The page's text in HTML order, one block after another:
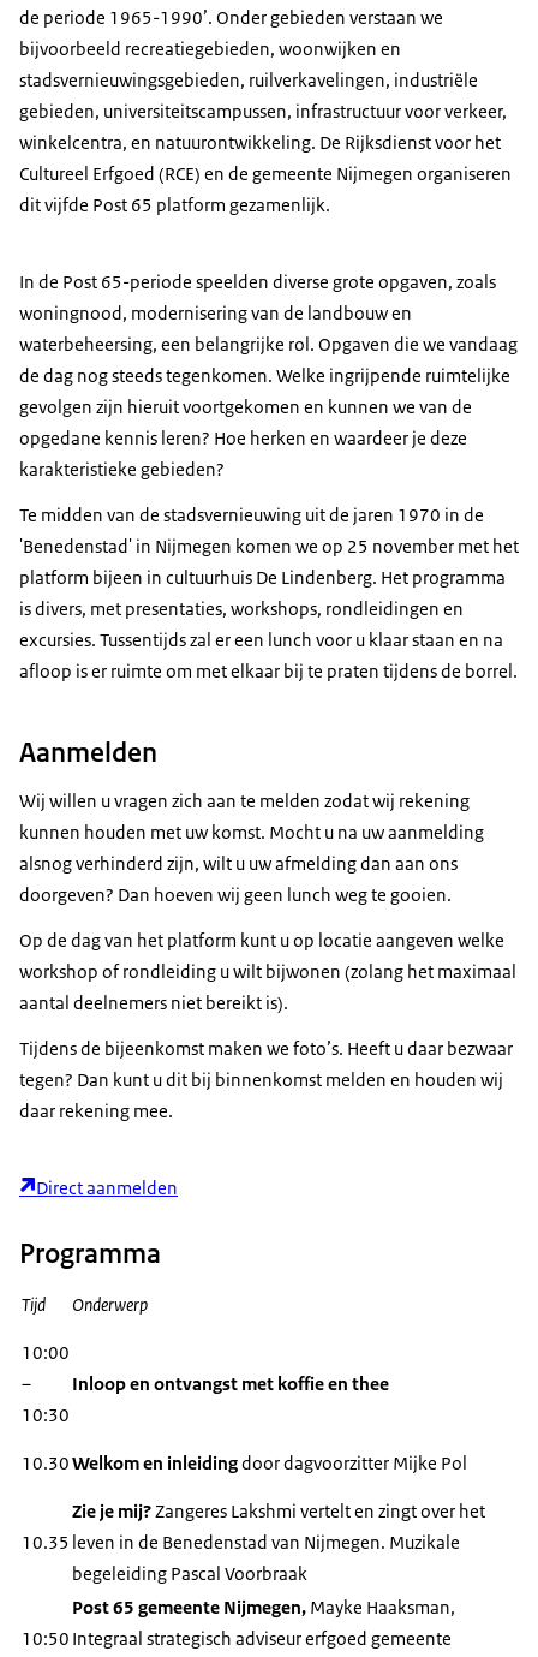
de periode 1965-1990’. Onder gebieden verstaan we
bijvoorbeeld recreatiegebieden, woonwijken en
stadsvernieuwingsgebieden, ruilverkavelingen, industriële
gebieden, universiteitscampussen, infrastructuur voor verkeer,
winkelcentra, en natuurontwikkeling. De Rijksdienst voor het
Cultureel Erfgoed (RCE) en de gemeente Nijmegen organiseren
dit vijfde Post 65 platform gezamenlijk.
In de Post 65-periode speelden diverse grote opgaven, zoals
woningnood, modernisering van de landbouw en
waterbeheersing, een belangrijke rol. Opgaven die we vandaag
de dag nog steeds tegenkomen. Welke ingrijpende ruimtelijke
gevolgen zijn hieruit voortgekomen en kunnen we van de
opgedane kennis leren? Hoe herken en waardeer je deze
karakteristieke gebieden?
Te midden van de stadsvernieuwing uit de jaren 1970 in de
'Benedenstad' in Nijmegen komen we op 25 november met het
platform bijeen in cultuurhuis De Lindenberg. Het programma
is divers, met presentaties, workshops, rondleidingen en
excursies. Tussentijds zal er een lunch voor u klaar staan en na
afloop is er ruimte om met elkaar bij te praten tijdens de borrel.
Aanmelden
Wij willen u vragen zich aan te melden zodat wij rekening
kunnen houden met uw komst. Mocht u na uw aanmelding
alsnog verhinderd zijn, wilt u uw afmelding dan aan ons
doorgeven? Dan hoeven wij geen lunch weg te gooien.
Op de dag van het platform kunt u op locatie aangeven welke
workshop of rondleiding u wilt bijwonen (zolang het maximaal
aantal deelnemers niet bereikt is).
Tijdens de bijeenkomst maken we foto’s. Heeft u daar bezwaar
tegen? Dan kunt u dit bij binnenkomst melden en houden wij
daar rekening mee.
Direct aanmelden
Programma
Tijd Onderwerp
10:00
–
10:30
Inloop en ontvangst met koffie en thee
10.30Welkom en inleidingdoor dagvoorzitter Mijke Pol
10.35
Zie je mij?Zangeres Lakshmi vertelt en zingt over het
leven in de Benedenstad van Nijmegen. Muzikale
begeleiding Pascal Voorbraak
10:50
Post 65 gemeente Nijmegen, Mayke Haaksman,
Integraal strategisch adviseur erfgoed gemeente